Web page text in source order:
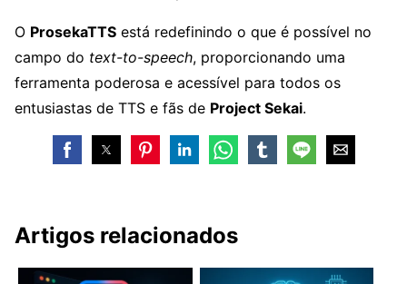
O ProsekaTTS está redefinindo o que é possível no
campo do text-to-speech, proporcionando uma
ferramenta poderosa e acessível para todos os
entusiastas de TTS e fãs de Project Sekai.
Artigos relacionados